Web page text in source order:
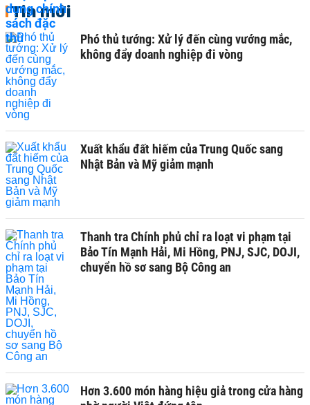
Tin mới
Phó thủ tướng: Xử lý đến cùng vướng mắc,
không đẩy doanh nghiệp đi vòng
Xuất khẩu đất hiếm của Trung Quốc sang
Nhật Bản và Mỹ giảm mạnh
Thanh tra Chính phủ chỉ ra loạt vi phạm tại
Bảo Tín Mạnh Hải, Mi Hồng, PNJ, SJC, DOJI,
chuyển hồ sơ sang Bộ Công an
Hơn 3.600 món hàng hiệu giả trong cửa hàng